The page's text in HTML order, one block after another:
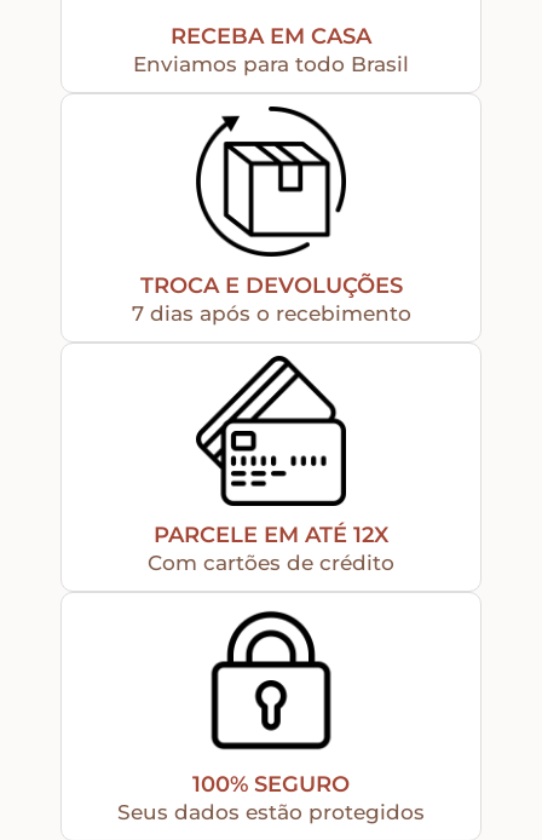
Amor – Love – Coração
Farmácia – medicamentos – remédios
Apliques em Geral
Viagem – Relógios – Engrenagens – Cinema
Peças Diversas em MDF formatos especiais
RECEBA EM CASA
Enviamos para todo Brasil
TROCA E DEVOLUÇÕES
7 dias após o recebimento
PARCELE EM ATÉ 12X
Com cartões de crédito
100% SEGURO
Seus dados estão protegidos